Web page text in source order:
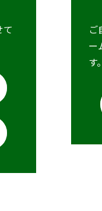
ご
ー
す。